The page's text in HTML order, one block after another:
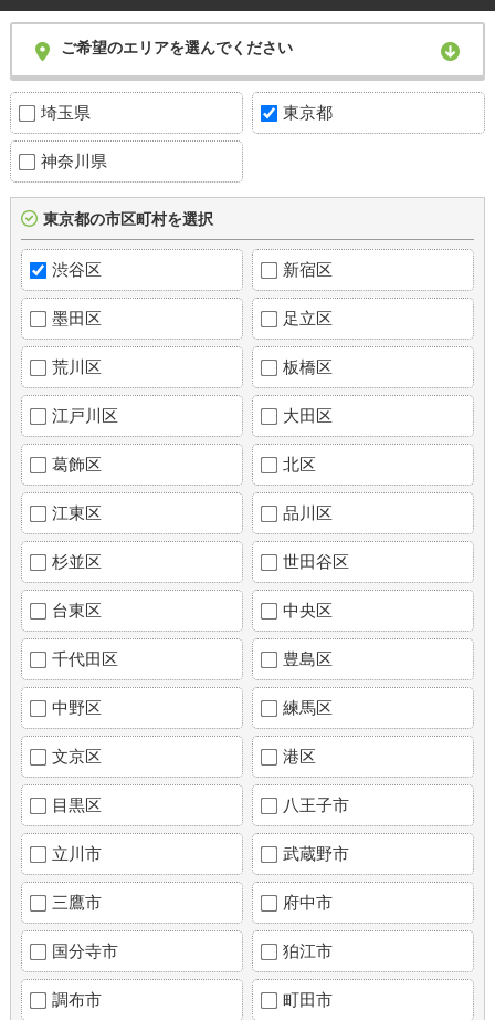
ご希望のエリアを選んでください
埼玉県 東京都
神奈川県
東京都の市区町村を選択
渋谷区 新宿区
墨田区 足立区
荒川区 板橋区
江戸川区 大田区
葛飾区 北区
江東区 品川区
杉並区 世田谷区
台東区 中央区
千代田区 豊島区
中野区 練馬区
文京区 港区
目黒区 八王子市
立川市 武蔵野市
三鷹市 府中市
国分寺市 狛江市
調布市 町田市